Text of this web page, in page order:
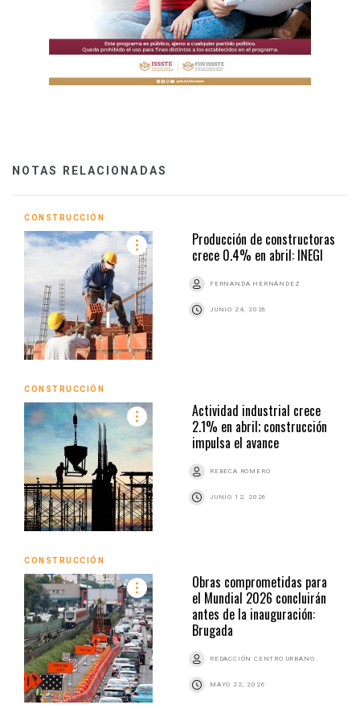
NOTAS RELACIONADAS
CONSTRUCCIÓN
Producción de constructoras
crece 0.4% en abril: INEGI
FERNANDA HERNÁNDEZ
JUNIO 24, 2026
CONSTRUCCIÓN
Actividad industrial crece
2.1% en abril; construcción
impulsa el avance
REBECA ROMERO
JUNIO 12, 2026
CONSTRUCCIÓN
Obras comprometidas para
el Mundial 2026 concluirán
antes de la inauguración:
Brugada
REDACCIÓN CENTRO URBANO
MAYO 22, 2026